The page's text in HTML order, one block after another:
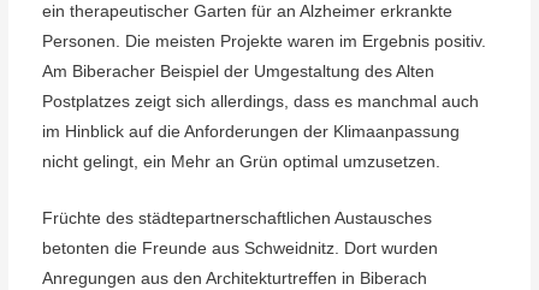
ein therapeutischer Garten für an Alzheimer erkrankte
Personen. Die meisten Projekte waren im Ergebnis positiv.
Am Biberacher Beispiel der Umgestaltung des Alten
Postplatzes zeigt sich allerdings, dass es manchmal auch
im Hinblick auf die Anforderungen der Klimaanpassung
nicht gelingt, ein Mehr an Grün optimal umzusetzen.
Früchte des städtepartnerschaftlichen Austausches
betonten die Freunde aus Schweidnitz. Dort wurden
Anregungen aus den Architekturtreffen in Biberach